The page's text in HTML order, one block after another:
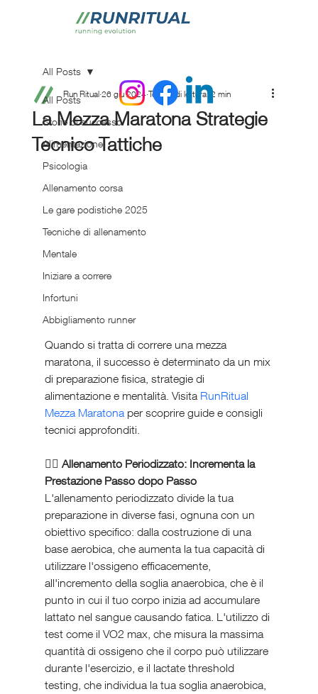
All Posts
Storie di successo
Alimentazione
Psicologia
Allenamento corsa
Le gare podistiche 2025
Tecniche di allenamento
Mentale
Iniziare a correre
Infortuni
Abbigliamento runner
All Posts
La Mezza Maratona Strategie
Tecnico Tattiche
Run Ritual 26 giu 2024 Tempo di lettura: 2 min
Quando si tratta di correre una mezza
maratona, il successo è determinato da un mix
di preparazione fisica, strategie di
alimentazione e mentalità. Visita RunRitual
Mezza Maratona per scoprire guide e consigli
tecnici approfonditi.
🏃‍♂️ Allenamento Periodizzato: Incrementa la
Prestazione Passo dopo Passo
L'allenamento periodizzato divide la tua
preparazione in diverse fasi, ognuna con un
obiettivo specifico: dalla costruzione di una
base aerobica, che aumenta la tua capacità di
utilizzare l'ossigeno efficacemente,
all'incremento della soglia anaerobica, che è il
punto in cui il tuo corpo inizia ad accumulare
lattato nel sangue causando fatica. L'utilizzo di
test come il VO2 max, che misura la massima
quantità di ossigeno che il corpo può utilizzare
durante l'esercizio, e il lactate threshold
testing, che individua la tua soglia anaerobica,